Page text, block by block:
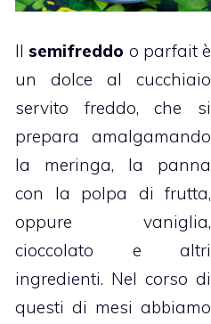
Ilsemifreddo o parfait è
un dolce al cucchiaio
servito freddo, che si
prepara amalgamando
la meringa, la panna
con la polpa di frutta,
oppure vaniglia,
cioccolato e altri
ingredienti. Nel corso di
questi di mesi abbiamo